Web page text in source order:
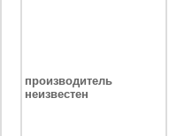
производитель
неизвестен